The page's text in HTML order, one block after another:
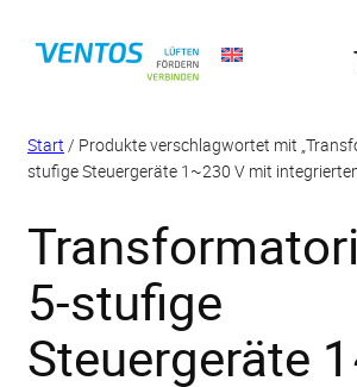
Inhalt
Start / Produkte verschlagwortet mit
stufige Steuergeräte 1~230 V mit
5-stufige
Steuergeräte